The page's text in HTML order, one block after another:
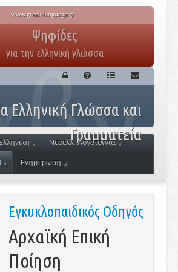
www.greek-language.gr
Ψηφίδες
για την ελληνική γλώσσα
Ελληνική Γλώσσα και
Γραμματεία
Νεοελλ. Λογοτεχνία
Ενημέρωση
Εγκυκλοπαιδικός Οδηγός
Αρχαϊκή Επική
Ποίηση